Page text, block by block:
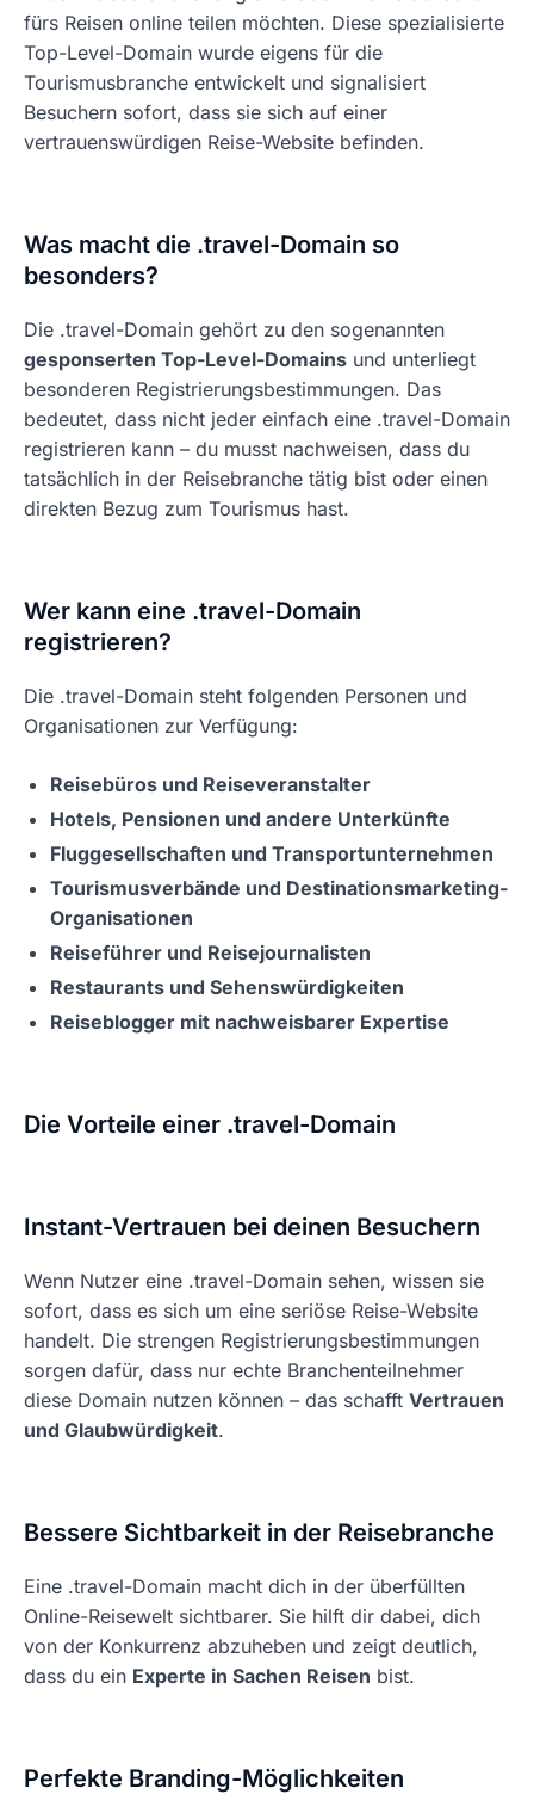
fürs Reisen online teilen möchten. Diese spezialisierte
Top-Level-Domain wurde eigens für die
Tourismusbranche entwickelt und signalisiert
Besuchern sofort, dass sie sich auf einer
vertrauenswürdigen Reise-Website befinden.
Was macht die .travel-Domain so
besonders?
Die .travel-Domain gehört zu den sogenannten
gesponserten Top-Level-Domains und unterliegt
besonderen Registrierungsbestimmungen. Das
bedeutet, dass nicht jeder einfach eine .travel-Domain
registrieren kann – du musst nachweisen, dass du
tatsächlich in der Reisebranche tätig bist oder einen
direkten Bezug zum Tourismus hast.
Wer kann eine .travel-Domain
registrieren?
Die .travel-Domain steht folgenden Personen und
Organisationen zur Verfügung:
Reisebüros und Reiseveranstalter
Hotels, Pensionen und andere Unterkünfte
Fluggesellschaften und Transportunternehmen
Tourismusverbände und Destinationsmarketing-
Organisationen
Reiseführer und Reisejournalisten
Restaurants und Sehenswürdigkeiten
Reiseblogger mit nachweisbarer Expertise
Die Vorteile einer .travel-Domain
Instant-Vertrauen bei deinen Besuchern
Wenn Nutzer eine .travel-Domain sehen, wissen sie
sofort, dass es sich um eine seriöse Reise-Website
handelt. Die strengen Registrierungsbestimmungen
sorgen dafür, dass nur echte Branchenteilnehmer
diese Domain nutzen können – das schafft Vertrauen
und Glaubwürdigkeit.
Bessere Sichtbarkeit in der Reisebranche
Eine .travel-Domain macht dich in der überfüllten
Online-Reisewelt sichtbarer. Sie hilft dir dabei, dich
von der Konkurrenz abzuheben und zeigt deutlich,
dass du ein Experte in Sachen Reisen bist.
Perfekte Branding-Möglichkeiten